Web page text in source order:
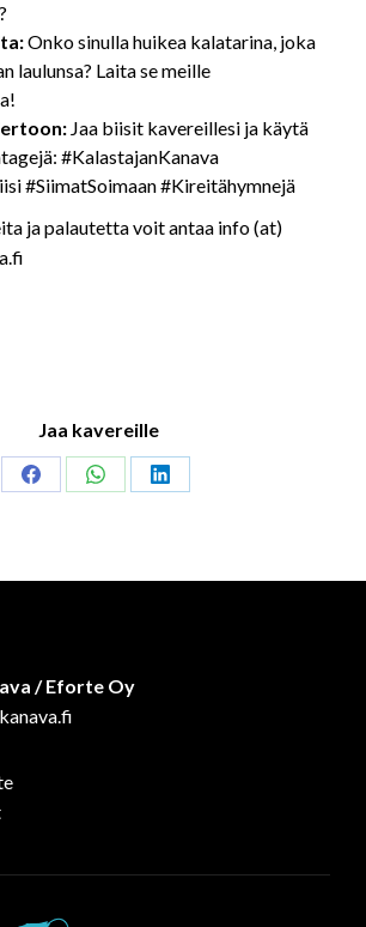
Onko sinulla huikea kalatarina, joka
laulunsa? Laita se meille
Jaa biisit kavereillesi ja käytä
#KalastajanKanava
#SiimatSoimaan #Kireitähymnejä
ja palautetta voit antaa info (at)
Jaa kavereille
Share
Share
Share
/ Eforte Oy